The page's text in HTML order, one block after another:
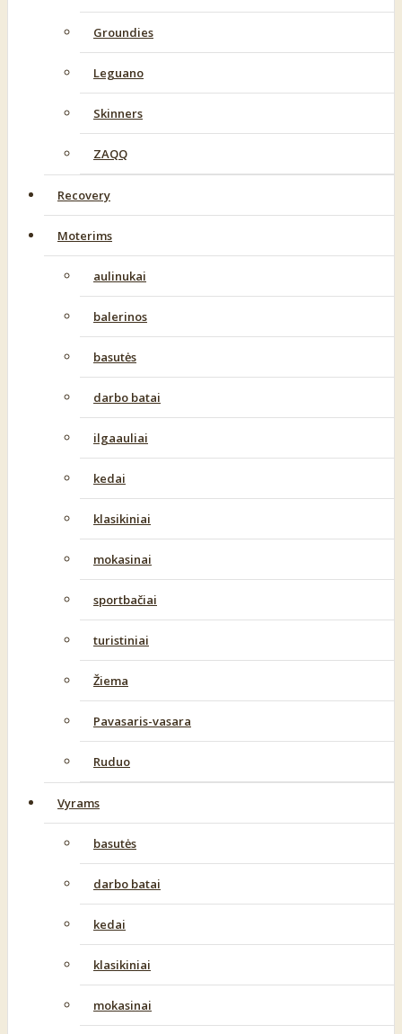
Groundies
Leguano
Skinners
ZAQQ
Recovery
Moterims
aulinukai
balerinos
basutės
darbo batai
ilgaauliai
kedai
klasikiniai
mokasinai
sportbačiai
turistiniai
Žiema
Pavasaris-vasara
Ruduo
Vyrams
basutės
darbo batai
kedai
klasikiniai
mokasinai